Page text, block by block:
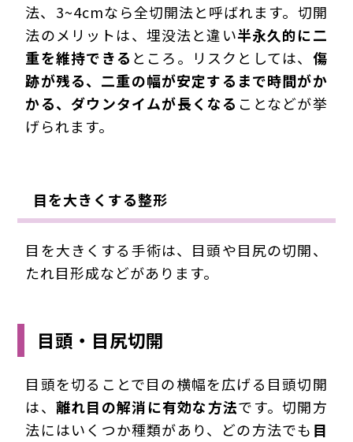
法、3~4cmなら全切開法と呼ばれます。切開
法のメリットは、埋没法と違い半永久的に二
重を維持できる ところ。リスクとしては、 傷
跡が残る、二重の幅が安定するまで時間がか
かる、ダウンタイムが長くなる ことなどが挙
げられます。
目を大きくする整形
目を大きくする手術は、目頭や目尻の切開、
たれ目形成などがあります。
目頭・目尻切開
目頭を切ることで目の横幅を広げる目頭切開
は、 離れ目の解消に有効な方法です。切開方
法にはいくつか種類があり、どの方法でも 目